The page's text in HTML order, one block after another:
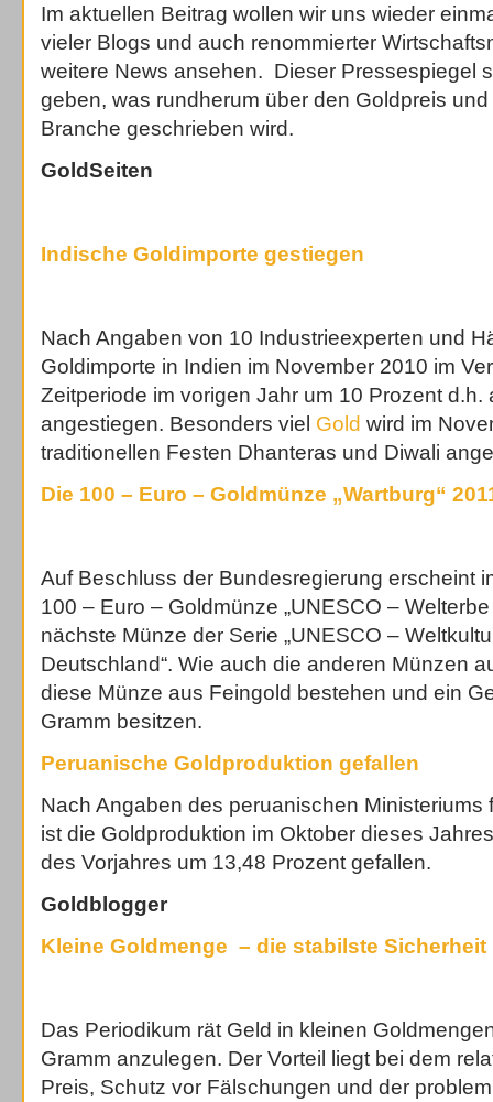
Im aktuellen Beitrag wollen wir uns wieder
vieler Blogs und auch renommierter
weitere News ansehen. Dieser Pressespiegel
geben, was rundherum über den Goldpreis
Branche geschrieben wird.
GoldSeiten
Indische Goldimporte gestiegen
Nach Angaben von 10 Industrieexperten und
Goldimporte in Indien im November 2010 im
Zeitperiode im vorigen Jahr um 10 Prozent d.h.
angestiegen. Besonders viel Gold wird im
traditionellen Festen Dhanteras und Diwali
Die 100 – Euro – Goldmünze „Wartburg“
Auf Beschluss der Bundesregierung erscheint
100 – Euro – Goldmünze „UNESCO –
nächste Münze der Serie „UNESCO –
Deutschland“. Wie auch die anderen Münzen
diese Münze aus Feingold bestehen und ein
Gramm besitzen.
Peruanische Goldproduktion gefallen
Nach Angaben des peruanischen Ministeriums
ist die Goldproduktion im Oktober dieses
des Vorjahres um 13,48 Prozent gefallen.
Goldblogger
Kleine Goldmenge – die stabilste Sicherheit
Das Periodikum rät Geld in kleinen
Gramm anzulegen. Der Vorteil liegt bei dem
Preis, Schutz vor Fälschungen und der